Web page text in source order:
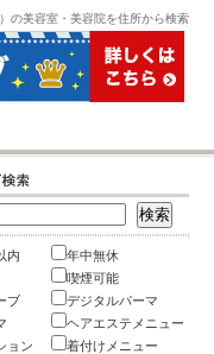
の美容室・美容院を住所から検索
内
年中無休
喫煙可能
ブ
デジタルパーマ
ヘアエステメニュー
ョン
着付けメニュー